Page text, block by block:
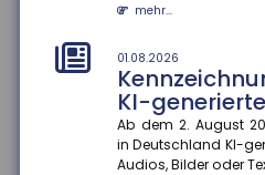
mehr...
01.08.2026
KI-
Ab dem 2. August
in Deutschland KI-
Audios, Bilder oder
01.08.2026
Beweislast
Kommt es zu
Waschstraße, gibt es
Kostenübernahme.
mehr...